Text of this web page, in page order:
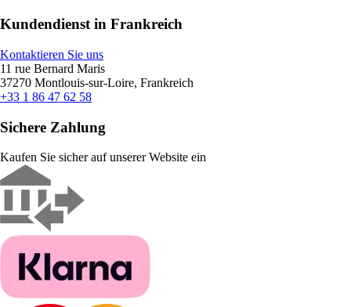
Kundendienst in Frankreich
Kontaktieren Sie uns
11 rue Bernard Maris
37270 Montlouis-sur-Loire, Frankreich
+33 1 86 47 62 58
Sichere Zahlung
Kaufen Sie sicher auf unserer Website ein